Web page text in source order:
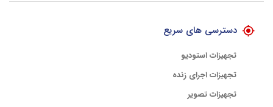
دسترسی های سریع
تجهیزات استودیو
تجهیزات اجرای زنده
تجهیزات تصویر